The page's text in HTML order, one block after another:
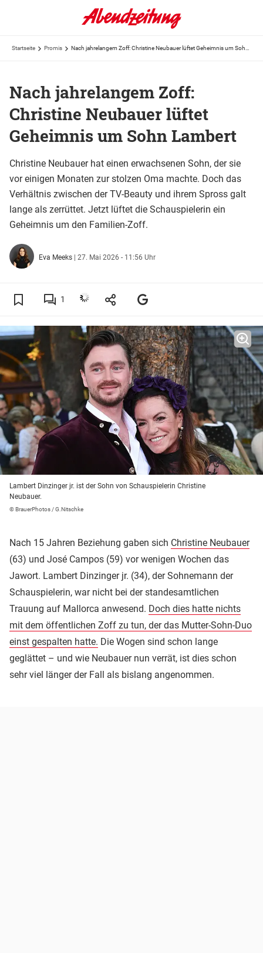
Startseite Promis
Nach jahrelangem Zoff:
Christine Neubauer lüftet
Geheimnis um Sohn Lambert
Christine Neubauer hat einen erwachsenen Sohn, der sie
vor einigen Monaten zur stolzen Oma machte. Doch das
Verhältnis zwischen der TV-Beauty und ihrem Spross galt
lange als zerrüttet. Jetzt lüftet die Schauspielerin ein
Geheimnis um den Familien-Zoff.
Eva Meeks | 27. Mai 2026 - 11:56 Uhr
1
Lambert Dinzinger jr. ist der Sohn von Schauspielerin Christine
Neubauer.
© BrauerPhotos / G.Nitschke
Nach 15 Jahren Beziehung gaben sich Christine Neubauer
(63) und José Campos (59) vor wenigen Wochen das
Jawort. Lambert Dinzinger jr. (34), der Sohnemann der
Schauspielerin, war nicht bei der standesamtlichen
Trauung auf Mallorca anwesend. Doch dies hatte nichts
mit dem öffentlichen Zoff zu tun, der das Mutter-Sohn-Duo
einst gespalten hatte. Die Wogen sind schon lange
geglättet – und wie Neubauer nun verrät, ist dies schon
sehr viel länger der Fall als bislang angenommen.